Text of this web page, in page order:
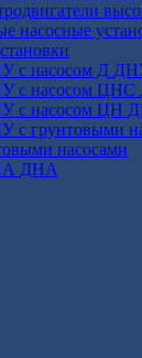
насосами
ДНА